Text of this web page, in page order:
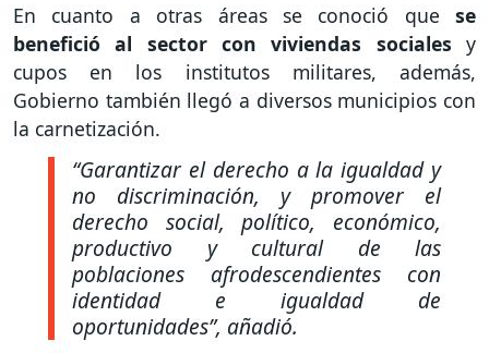
En cuanto a otras áreas se conoció que se
benefició al sector con viviendas sociales y
cupos en los institutos militares, además,
Gobierno también llegó a diversos municipios con
la carnetización.
“Garantizar el derecho a la igualdad y
no discriminación, y promover el
derecho social, político, económico,
productivo y cultural de las
poblaciones afrodescendientes con
identidad e igualdad de
oportunidades”, añadió.